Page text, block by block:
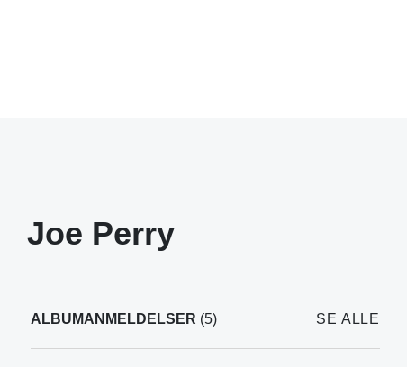
Joe Perry
ALBUMANMELDELSER (5) SE ALLE